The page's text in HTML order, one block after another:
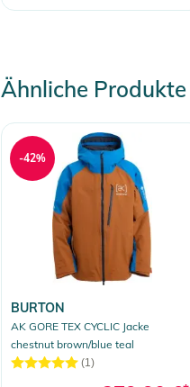
Ähnliche Produkte
BURTON
AK GORE TEX CYCLIC Jacke
chestnut brown/blue teal
(1)
-42%